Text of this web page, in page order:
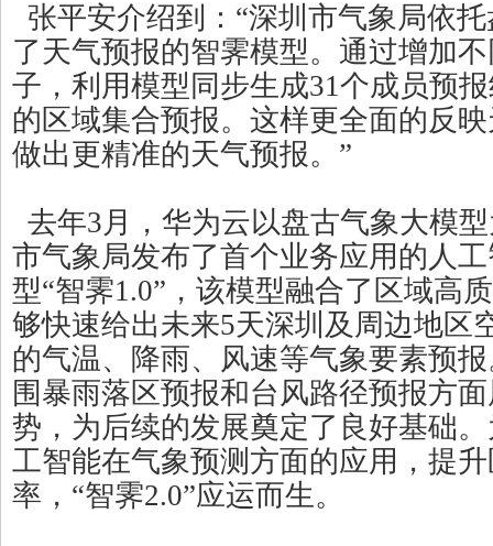
张平安介绍到：“深圳市气象局依
了天气预报的智霁模型。通过增加
子，利用模型同步生成31个成员预
的区域集合预报。这样更全面的反
做出更精准的天气预报。”
去年3月，华为云以盘古气象大模
市气象局发布了首个业务应用的人
型“智霁1.0”，该模型融合了区域高
够快速给出未来5天深圳及周边地区
的气温、降雨、风速等气象要素预
围暴雨落区预报和台风路径预报方
势，为后续的发展奠定了良好基础
工智能在气象预测方面的应用，提
率，“智霁2.0”应运而生。